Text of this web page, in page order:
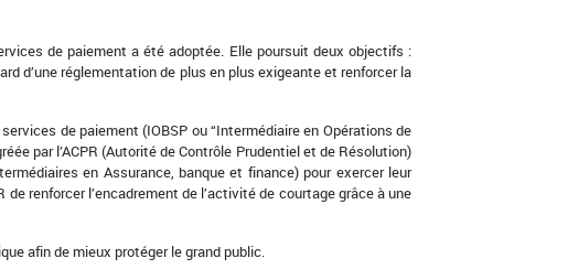
de paiement a été adoptée. Elle poursuit deux objectifs :
d’une réglementation de plus en plus exigeante et renforcer la
de paiement (IOBSP ou “Intermédiaire en Opérations de
par l’ACPR (Autorité de Contrôle Prudentiel et de Résolution)
en Assurance, banque et finance) pour exercer leur
renforcer l’encadrement de l’activité de courtage grâce à une
afin de mieux protéger le grand public.